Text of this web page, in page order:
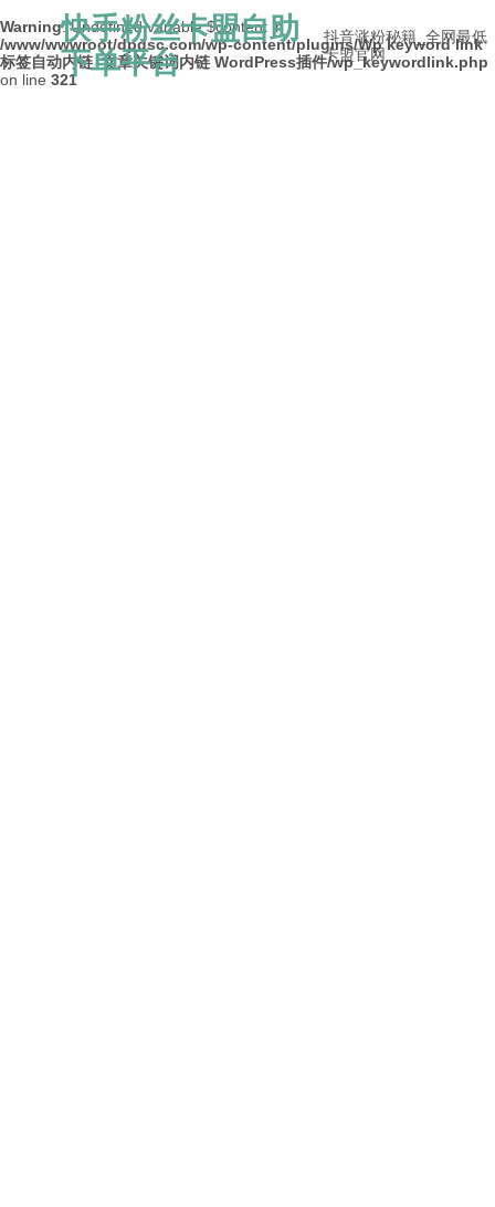
Warning: Undefined variable $content in
/www/wwwroot/dpdsc.com/wp-content/plugins/Wp keyword link
标签自动内链_文章关键词内链 WordPress插件/wp_keywordlink.php
on line 321
快手粉丝卡盟自助
下单平台
抖音涨粉秘籍_全网最低
卡盟官网